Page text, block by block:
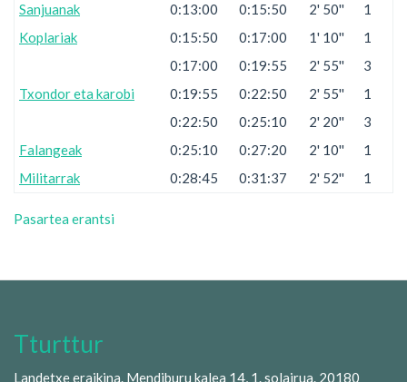
Sanjuanak
0:13:00 0:15:50 2' 50''
1
Koplariak
0:15:50 0:17:00 1' 10''
1
0:17:00
0:19:55 2' 55''
3
Txondor eta karobi
0:19:55 0:22:50 2' 55''
1
0:22:50
0:25:10 2' 20''
3
Falangeak
0:25:10 0:27:20 2' 10''
1
Militarrak
0:28:45 0:31:37 2' 52'' 1
Pasartea erantsi
Tturttur
Landetxe eraikina. Mendiburu kalea 14, 1. solairua. 20180